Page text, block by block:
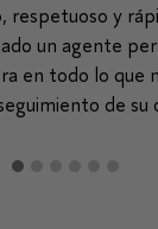
respetuoso y
un agente
en todo lo que
de su